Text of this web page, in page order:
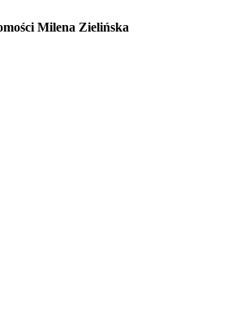
Milena Zielińska